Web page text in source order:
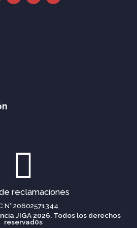
s n
reclamaciones
N° 20602571344
JIGA 2026. Todos los derechos
reservad0s